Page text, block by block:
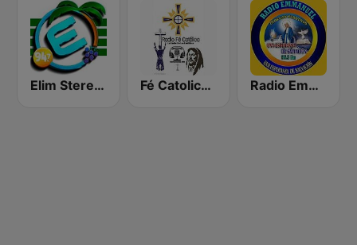
Elim Stereo 94.7 FM Fé Catolica Radio Radio Emmanuel Chimaltenango